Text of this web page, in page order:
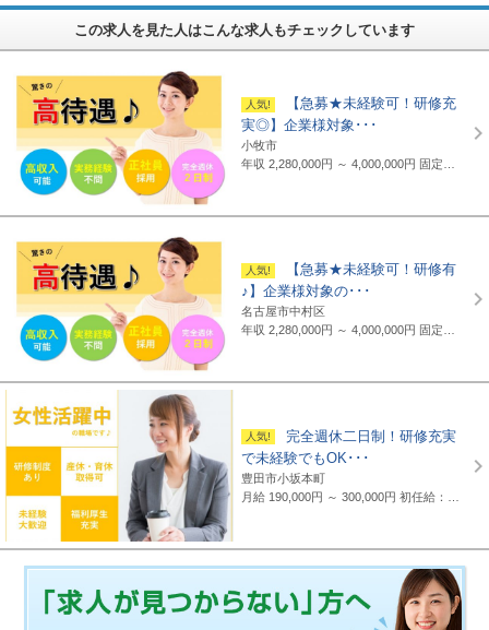
この求人を見た人はこんな求人もチェックしています
【急募★未経験可！研修充
実◎】企業様対象･･･
小牧市
年収 2,280,000円 ～ 4,000,000円 固定給制 月給16万円～25万円（諸手当含まず）＋報奨金＋賞与年2回 ※地域・能力により異なります。 ◆正職員の平均給与例 434,000円(2019年度実績) ※上記には賞与は含まれていません。 ◆支給例 月給20万円～／東京・神奈川・千葉・埼玉の支社 月給19万円～／愛知・三重・京都・大阪の支社 月給18万円～／山梨・岐阜・静岡・滋賀・兵庫・広島・福岡の支社 ※一部支社により異なる ※入社前に行なわれる研修の受講手当は日給3500円～4000円（地域により異なる） ◆通勤交通費 月額3万5千円まで全額支給(超過部分は2万円まで半額支給)
【急募★未経験可！研修有
♪】企業様対象の･･･
名古屋市中村区
年収 2,280,000円 ～ 4,000,000円 固定給制 月給16万円～25万円（諸手当含まず）＋報奨金＋賞与年2回 ※地域・能力により異なります。 ◆正職員の平均給与例 平均給与：434,000円(2019年度実績) ※上記には賞与は含まれていません。 ◆支給例 月給20万円～／東京・神奈川・千葉・埼玉の支社 月給19万円～／愛知・三重・京都・大阪の支社 月給18万円～／山梨・岐阜・静岡・滋賀・兵庫・広島・福岡の支社 ※一部支社により異なる ※入社前に行なわれる研修の受講手当は日給3500円～4000円（地域により異なる） ◆通勤交通費 月額3万5千円まで全額支給(超過部分は2万円まで半額支給)
完全週休二日制！研修充実
で未経験でもOK･･･
豊田市小坂本町
月給 190,000円 ～ 300,000円初任給：16万～25万円+諸手当(地域・能力により異なる) 例：20万～25万円（東京都勤務） 平均給与：423,000円(平成29年度実績) ※給与は年間平均の税込定例給与であり、賞与は含んでおりません。